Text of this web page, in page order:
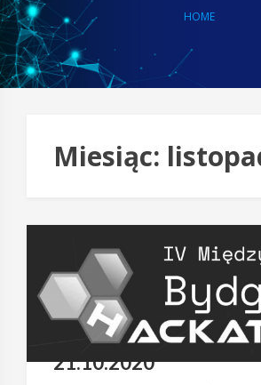
HOME
Miesiąc:
Bydgoski Hackaton 20-
21.10.2020